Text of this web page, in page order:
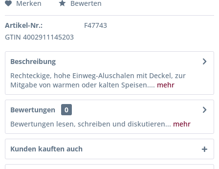
Merken Bewerten
Artikel-Nr.:
F47743
GTIN 4002911145203
Beschreibung
Rechteckige, hohe Einweg-Aluschalen mit Deckel, zur
Mitgabe von warmen oder kalten Speisen.... mehr
Bewertungen
0
Bewertungen lesen, schreiben und diskutieren... mehr
Kunden kauften auch